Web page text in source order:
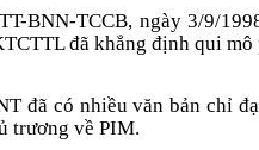
BNN-TCCB, ngày 3/9/
đã khẳng định qui
đã có nhiều văn bản chỉ
trương về PIM.